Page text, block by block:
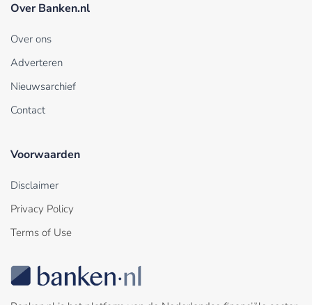
Over Banken.nl
Over ons
Adverteren
Nieuwsarchief
Contact
Voorwaarden
Disclaimer
Privacy Policy
Terms of Use